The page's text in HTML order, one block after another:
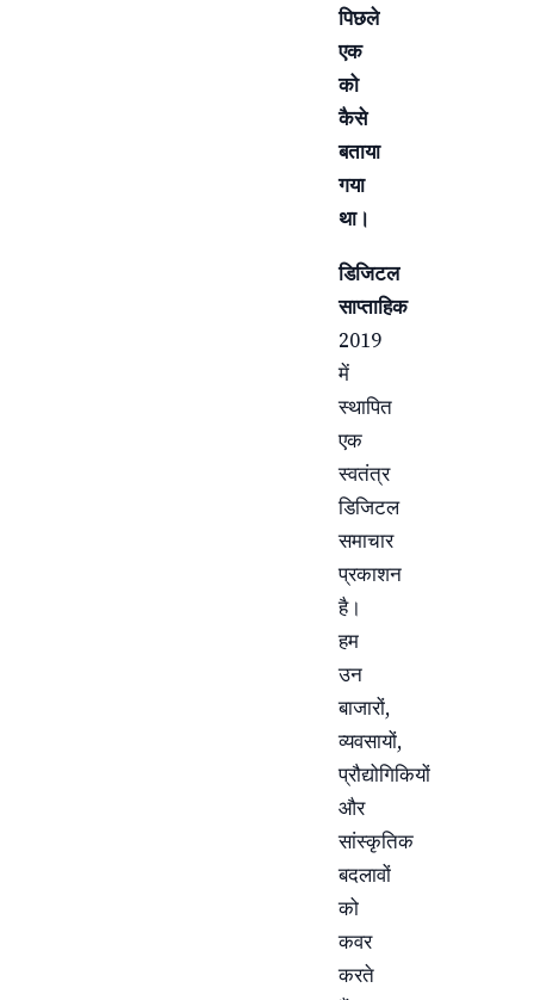
पिछले
एक
को
कैसे
बताया
गया
था।
डिजिटल
साप्ताहिक
2019
में
स्थापित
एक
स्वतंत्र
डिजिटल
समाचार
प्रकाशन
है।
हम
उन
बाजारों,
व्यवसायों,
प्रौद्योगिकियों
और
सांस्कृतिक
बदलावों
को
कवर
करते